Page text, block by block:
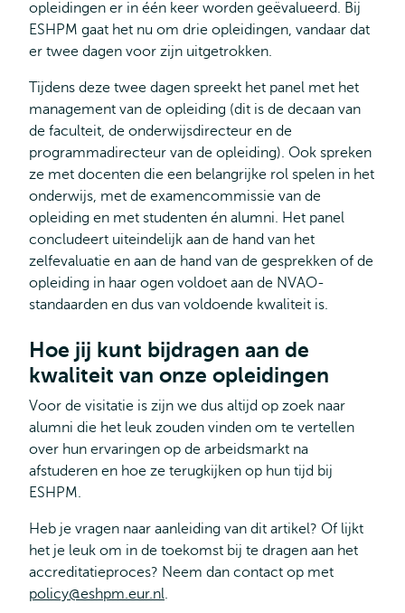
opleidingen er in één keer worden geëvalueerd. Bij
ESHPM gaat het nu om drie opleidingen, vandaar dat
er twee dagen voor zijn uitgetrokken.
Tijdens deze twee dagen spreekt het panel met het
management van de opleiding (dit is de decaan van
de faculteit, de onderwijsdirecteur en de
programmadirecteur van de opleiding). Ook spreken
ze met docenten die een belangrijke rol spelen in het
onderwijs, met de examencommissie van de
opleiding en met studenten én alumni. Het panel
concludeert uiteindelijk aan de hand van het
zelfevaluatie en aan de hand van de gesprekken of de
opleiding in haar ogen voldoet aan de NVAO-
standaarden en dus van voldoende kwaliteit is.
Hoe jij kunt bijdragen aan de
kwaliteit van onze opleidingen
Voor de visitatie is zijn we dus altijd op zoek naar
alumni die het leuk zouden vinden om te vertellen
over hun ervaringen op de arbeidsmarkt na
afstuderen en hoe ze terugkijken op hun tijd bij
ESHPM.
Heb je vragen naar aanleiding van dit artikel? Of lijkt
het je leuk om in de toekomst bij te dragen aan het
accreditatieproces? Neem dan contact op met
policy@eshpm.eur.nl.